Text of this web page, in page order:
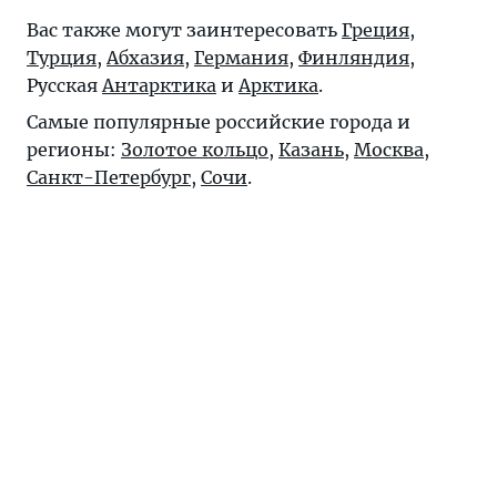
Вас также могут заинтересовать Греция,
Турция, Абхазия, Германия, Финляндия,
Русская Антарктика и Арктика.
Самые популярные российские города и
регионы: Золотое кольцо, Казань, Москва,
Санкт-Петербург, Сочи.